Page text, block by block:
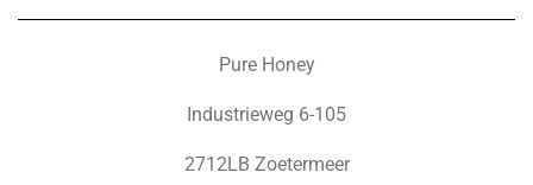
Pure Honey
Industrieweg 6-105
2712LB Zoetermeer